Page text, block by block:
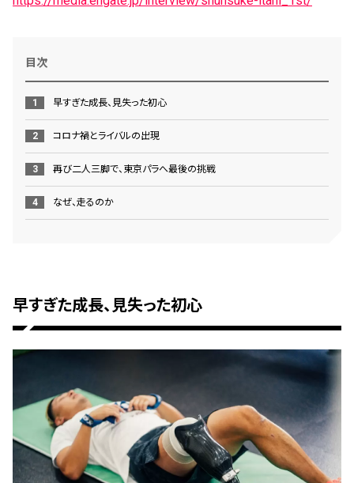
目次
早すぎた成長、見失った初心
コロナ禍とライバルの出現
再び二人三脚で、東京パラへ最後の挑戦
なぜ、走るのか
早すぎた成長、見失った初心